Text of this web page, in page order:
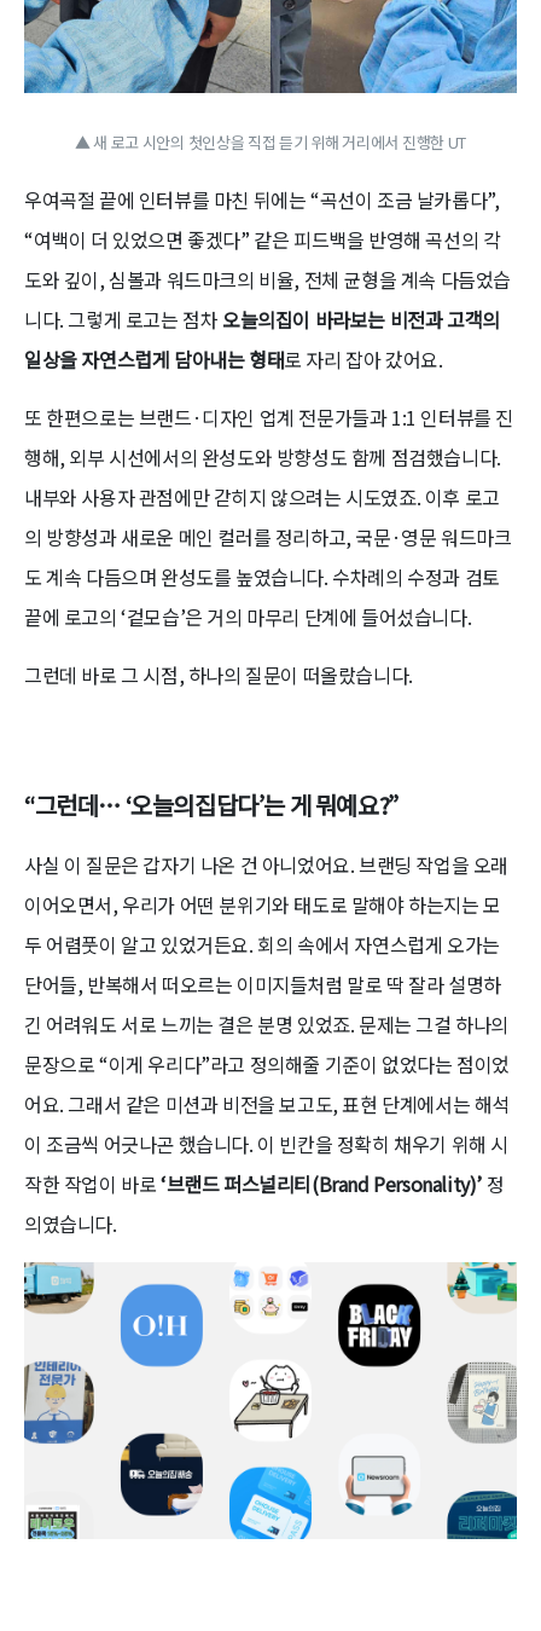
▲ 새 로고 시안의 첫인상을 직접 듣기 위해 거리에서 진행한 UT
우여곡절 끝에 인터뷰를 마친 뒤에는 “곡선이 조금 날카롭다”,
“여백이 더 있었으면 좋겠다” 같은 피드백을 반영해 곡선의 각
도와 깊이, 심볼과 워드마크의 비율, 전체 균형을 계속 다듬었습
니다. 그렇게 로고는 점차 오늘의집이 바라보는 비전과 고객의
일상을 자연스럽게 담아내는 형태로 자리 잡아 갔어요.
또 한편으로는 브랜드·디자인 업계 전문가들과 1:1 인터뷰를 진
행해, 외부 시선에서의 완성도와 방향성도 함께 점검했습니다.
내부와 사용자 관점에만 갇히지 않으려는 시도였죠. 이후 로고
의 방향성과 새로운 메인 컬러를 정리하고, 국문·영문 워드마크
도 계속 다듬으며 완성도를 높였습니다. 수차례의 수정과 검토
끝에 로고의 ‘겉모습’은 거의 마무리 단계에 들어섰습니다.
그런데 바로 그 시점, 하나의 질문이 떠올랐습니다.
“그런데… ‘오늘의집답다’는 게 뭐예요?”
사실 이 질문은 갑자기 나온 건 아니었어요. 브랜딩 작업을 오래
이어오면서, 우리가 어떤 분위기와 태도로 말해야 하는지는 모
두 어렴풋이 알고 있었거든요. 회의 속에서 자연스럽게 오가는
단어들, 반복해서 떠오르는 이미지들처럼 말로 딱 잘라 설명하
긴 어려워도 서로 느끼는 결은 분명 있었죠. 문제는 그걸 하나의
문장으로 “이게 우리다”라고 정의해줄 기준이 없었다는 점이었
어요. 그래서 같은 미션과 비전을 보고도, 표현 단계에서는 해석
이 조금씩 어긋나곤 했습니다. 이 빈칸을 정확히 채우기 위해 시
작한 작업이 바로‘브랜드 퍼스널리티(Brand Personality)’ 정
의였습니다.